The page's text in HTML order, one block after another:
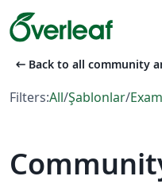
arrow_left_alt Back to all community
Filters:All/Şablonlar/